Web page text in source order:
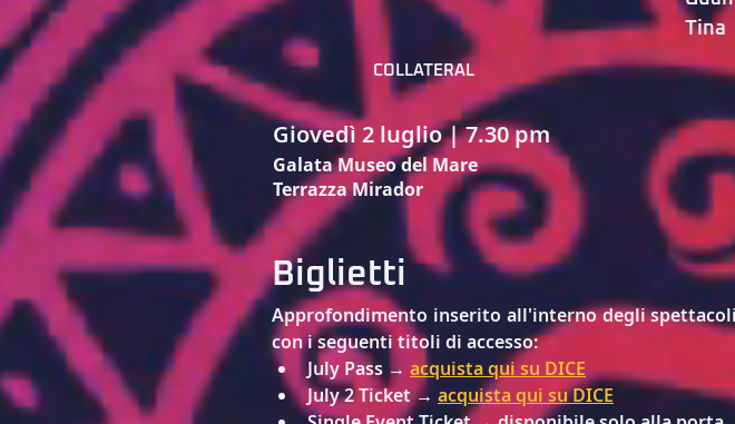
Tina
COLLATERAL
Giovedì 2 luglio | 7.30 pm
Galata Museo del Mare
Terrazza Mirador
Biglietti
Approfondimento inserito all'interno degli
con i seguenti titoli di accesso:
July Pass → acquista qui su DICE
July 2 Ticket → acquista qui su DICE